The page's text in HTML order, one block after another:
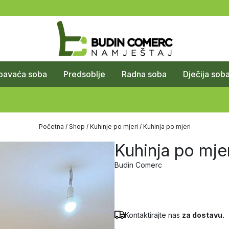
soba Predsoblje Radna soba Dječija soba
Početna / Shop / Kuhinje po mjeri / Kuhinja po mjeri
Kuhinja po
Budin Comerc
Kontaktirajte nas za dostavu.